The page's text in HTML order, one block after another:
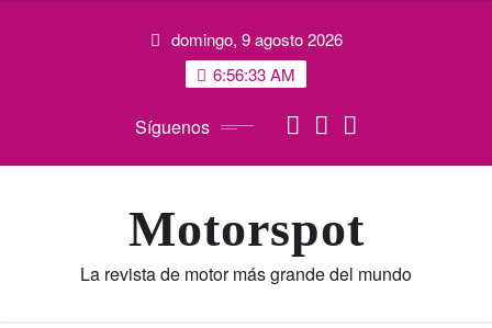
domingo, 9 agosto 2026
6:56:34 AM
Síguenos
Motorspot
La revista de motor más grande del mundo